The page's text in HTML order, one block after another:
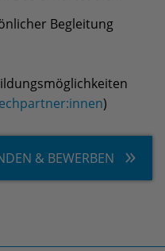
Begleitung
)
& BEWERBEN